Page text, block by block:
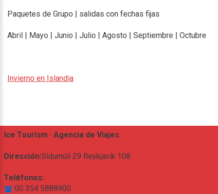
Paquetes de Grupo | salidas con fechas fijas
Abril | Mayo | Junio | Julio | Agosto | Septiembre | Octubre
Invierno en Islandia
Ice Tourism · Agencia de Viajes
Dirección:Sídumúli 29 Reykjavík 108
Teléfonos:
00 354 5888900